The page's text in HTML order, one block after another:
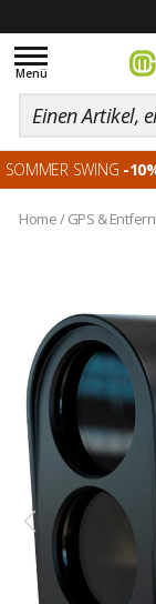
Toggle
navigation
Menü
SOMMER SWING -
Home/ GPS &